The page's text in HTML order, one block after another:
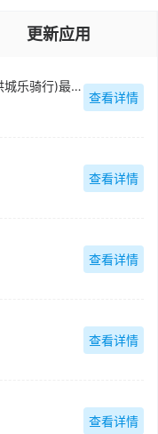
更新应用
南昌公共自行车客户端(洪城乐骑行)最新版
查看详情
查看详情
查看详情
查看详情
查看详情